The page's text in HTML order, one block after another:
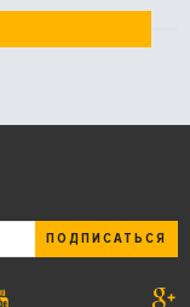
ПОДПИСАТЬСЯ